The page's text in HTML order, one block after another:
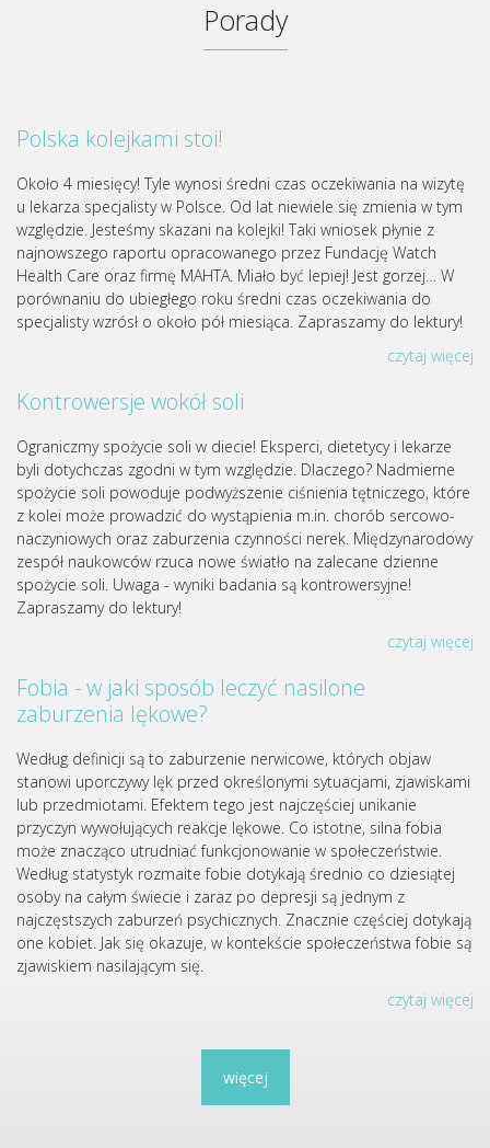
Porady
Polska kolejkami stoi!
Około 4 miesięcy! Tyle wynosi średni czas oczekiwania na wizytę
u lekarza specjalisty w Polsce. Od lat niewiele się zmienia w tym
względzie. Jesteśmy skazani na kolejki! Taki wniosek płynie z
najnowszego raportu opracowanego przez Fundację Watch
Health Care oraz firmę MAHTA. Miało być lepiej! Jest gorzej… W
porównaniu do ubiegłego roku średni czas oczekiwania do
specjalisty wzrósł o około pół miesiąca. Zapraszamy do lektury!
czytaj więcej
Kontrowersje wokół soli
Ograniczmy spożycie soli w diecie! Eksperci, dietetycy i lekarze
byli dotychczas zgodni w tym względzie. Dlaczego? Nadmierne
spożycie soli powoduje podwyższenie ciśnienia tętniczego, które
z kolei może prowadzić do wystąpienia m.in. chorób sercowo-
naczyniowych oraz zaburzenia czynności nerek. Międzynarodowy
zespół naukowców rzuca nowe światło na zalecane dzienne
spożycie soli. Uwaga - wyniki badania są kontrowersyjne!
Zapraszamy do lektury!
czytaj więcej
Fobia - w jaki sposób leczyć nasilone
zaburzenia lękowe?
Według definicji są to zaburzenie nerwicowe, których objaw
stanowi uporczywy lęk przed określonymi sytuacjami, zjawiskami
lub przedmiotami. Efektem tego jest najczęściej unikanie
przyczyn wywołujących reakcje lękowe. Co istotne, silna fobia
może znacząco utrudniać funkcjonowanie w społeczeństwie.
Według statystyk rozmaite fobie dotykają średnio co dziesiątej
osoby na całym świecie i zaraz po depresji są jednym z
najczęstszych zaburzeń psychicznych. Znacznie częściej dotykają
one kobiet. Jak się okazuje, w kontekście społeczeństwa fobie są
zjawiskiem nasilającym się.
czytaj więcej
więcej